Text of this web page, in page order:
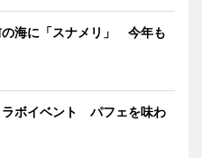
海に「スナメリ」 今年も
ラボイベント パフェを味わ